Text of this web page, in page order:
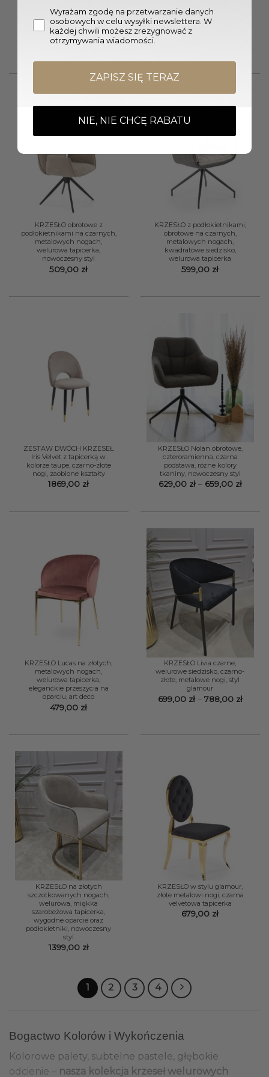
profilami z tyłu, welurowe,
śnieżnobiałe siedzisko z
pionowymi przeszyciami
wewnątrz, nowoczesny styl
1399,00 zł
wyprofilowane szarobeżowe
siedzisko, nowoczesne
1399,00
KRZESŁO obrotowe z
podłokietnikami na czarnych,
metalowych nogach,
welurowa tapicerka,
nowoczesny styl
509,00 zł
KRZESŁO z podłokietnikami,
obrotowe na czarnych,
metalowych nogach,
kwadratowe siedzisko,
welurowa tapicerka
599,00 zł
ZESTAW DWÓCH KRZESEŁ
Iris Velvet z tapicerką w
kolorze taupe, czarno-złote
nogi, zaoblone kształty
1869,00 zł
KRZESŁO Nolan obrotowe,
czteroramienna, czarna
podstawa, różne kolory
tkaniny, nowoczesny styl
629,00 zł – 659,00 złZakres
do
KRZESŁO Lucas na złotych,
metalowych nogach,
welurowa tapicerka,
eleganckie przeszycia na
oparciu, art deco
479,00 zł
KRZESŁO Livia czarne,
welurowe siedzisko, czarno-
złote, metalowe nogi, styl
glamour
699,00 zł – 788,00 złZakres
KRZESŁO na złotych
szczotkowanych nogach,
welurowa, miękka
szarobeżowa tapicerka,
wygodne oparcie oraz
podłokietniki, nowoczesny
styl
1399,00 zł
KRZESŁO w stylu glamour,
złote metalowi nogi, czarna
velvetowa tapicerka
679,00 zł
1 2 3 4
Bogactwo Kolorów i Wykończenia
Kolorowe palety, subtelne pastele, głębokie
odcienie – nasza kolekcja krzeseł welurowych
Wyrażam zgodę na przetwarzanie danych
osobowych w celu wysyłki newslettera. W
każdej chwili możesz zrezygnować z
otrzymywania wiadomości.
ZAPISZ SIĘ TERAZ
NIE, NIE CHCĘ RABATU